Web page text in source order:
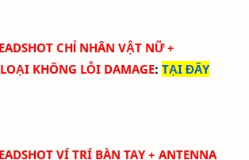
CHỈ NHÂN VẬT NỮ+
LOẠI KHÔNG LỖI DAMAGE: TẠI ĐÂY
VÍ TRÍ BÀN TAY+ ANTENNA